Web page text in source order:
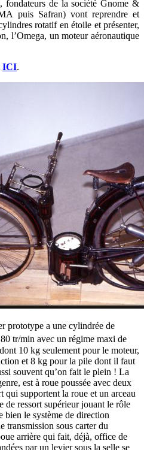
fondateurs de la société Gnome &
puis Safran) vont reprendre et
rotatif en étoile et présenter,
l’Omega, un moteur aéronautique
ICI.
prototype a une cylindrée de
tr/min avec un régime maxi de
10 kg seulement pour le moteur,
et 8 kg pour la pile dont il faut
souvent qu’on fait le plein ! La
est à roue poussée avec deux
qui supportent la roue et un arceau
de ressort supérieur jouant le rôle
bien le système de direction
transmission sous carter du
arrière qui fait, déjà, office de
par un levier sous la selle se